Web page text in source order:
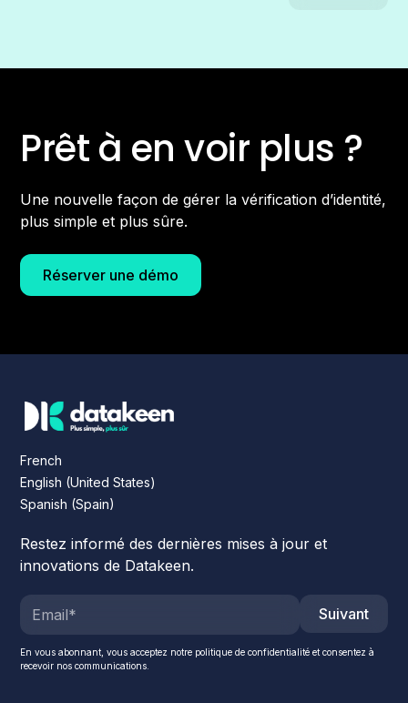
Prêt à en voir plus ?
Une nouvelle façon de gérer la vérification d’identité,
plus simple et plus sûre.
Réserver une démo
French
English (United States)
Spanish (Spain)
Restez informé des dernières mises à jour et
innovations de Datakeen.
Suivant
En vous abonnant, vous acceptez notre politique de confidentialité et consentez à
recevoir nos communications.